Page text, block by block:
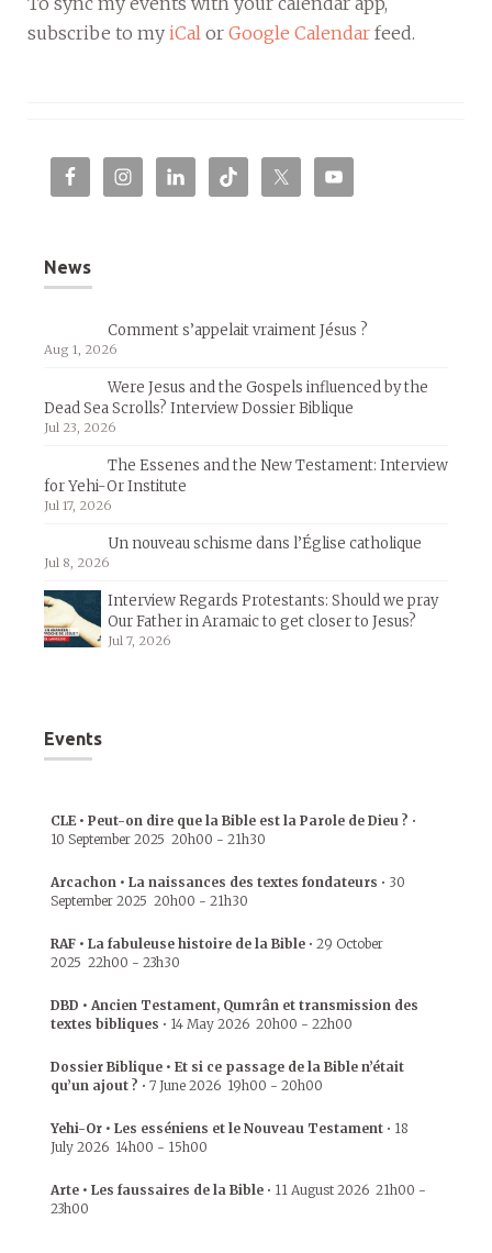
subscribe to my iCal or Google Calendar feed.
News
Comment s’appelait vraiment Jésus ?
Aug 1, 2026
Were Jesus and the Gospels influenced by the
Dead Sea Scrolls? Interview Dossier Biblique
Jul 23, 2026
The Essenes and the New Testament: Interview
for Yehi-Or Institute
Jul 17, 2026
Un nouveau schisme dans l’Église catholique
Jul 8, 2026
Interview Regards Protestants: Should we pray
Our Father in Aramaic to get closer to Jesus?
Jul 7, 2026
Events
CLE • Peut-on dire que la Bible est la Parole de Dieu ? •
10 September 2025 20h00 - 21h30
Arcachon • La naissances des textes fondateurs • 30
September 2025 20h00 - 21h30
RAF • La fabuleuse histoire de la Bible • 29 October
2025 22h00 - 23h30
DBD • Ancien Testament, Qumrân et transmission des
textes bibliques • 14 May 2026 20h00 - 22h00
Dossier Biblique • Et si ce passage de la Bible n’était
qu’un ajout ? • 7 June 2026 19h00 - 20h00
Yehi-Or • Les esséniens et le Nouveau Testament • 18
July 2026 14h00 - 15h00
Arte • Les faussaires de la Bible • 11 August 2026 21h00 -
23h00